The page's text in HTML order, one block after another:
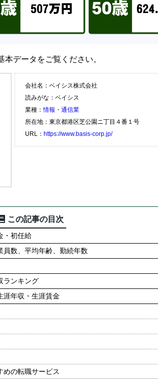
データをご覧ください。
会社名：ベイシス株式会社
読みがな：ベイシス
業種：情報・通信業
所在地：東京都港区芝公園ニ丁目４番１号
URL： https://www.basis-corp.jp/
この記事の目次
・初任給
員数、平均年齢、勤続年数
ランキング
涯年収・生涯賃金
めの転職サービス